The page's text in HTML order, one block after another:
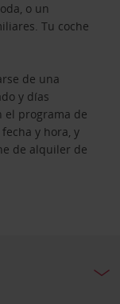
o un
Tu coche
de una
y días
el programa de
y hora, y
de alquiler de